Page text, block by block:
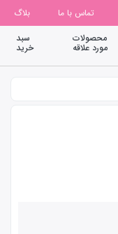
تماس با ما بلاگ
محصولات
مورد علاقه
سبد
خرید